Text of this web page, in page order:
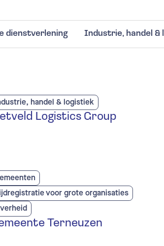
registratiesoftware
dienstverlening Industrie, handel &
handel & logistiek
Logistics Group
voor grote organisaties
Terneuzen